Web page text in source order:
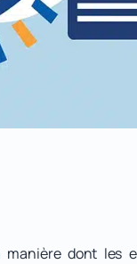
dont